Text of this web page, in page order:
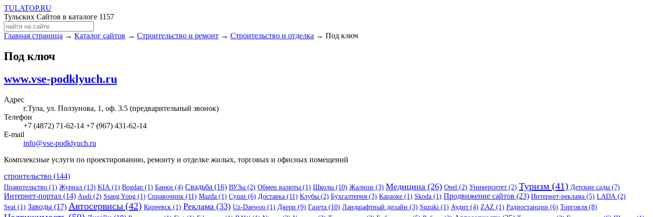
TULATOP.RU
Тульских Сайтов в каталоге 1157
Главная страница → Каталог сайтов → Строительство и ремонт → Строительство и отделка → Под ключ
Под ключ
www.vse-podklyuch.ru
Адрес
г.Тула, ул. Ползунова, 1, оф. 3.5 (предварительный звонок)
Телефон
+7 (4872) 71-62-14 +7 (967) 431-62-14
E-mail
info@vse-podklyuch.ru
Комплексные услуги по проектированию, ремонту и отделке жилых, торговых и офисных помещений
строительство (144)
Правительство (1) Журнал (13) KIA (1) Bogdan (1) Банки (4) Свадьба (16) ВУЗы (2) Обмен валюты (1) Школы (10) Жалюзи (3) Медицина (26) Opel (2) Университет (2) Туризм (41) Детские сады (7)
Интернет-портал (14) Audi (2) Ssang Yong (1) Справочник (11) Mazda (1) Суши (6) Доставка (11) Клубы (2) Бухгалтерия (3) Караоке (1) Skoda (1) Продвижение сайтов (23) Интернет-реклама (5) LADA (2)
Seat (1) Заводы (17) Автосервисы (42) Киреевск (1) Реклама (33) Uz-Daewoo (1) Двери (9) Газета (10) Ландшафтный дизайн (3) Suzuki (1) Аудит (4) ZAZ (1) Радиостанции (6) Торговля (8)